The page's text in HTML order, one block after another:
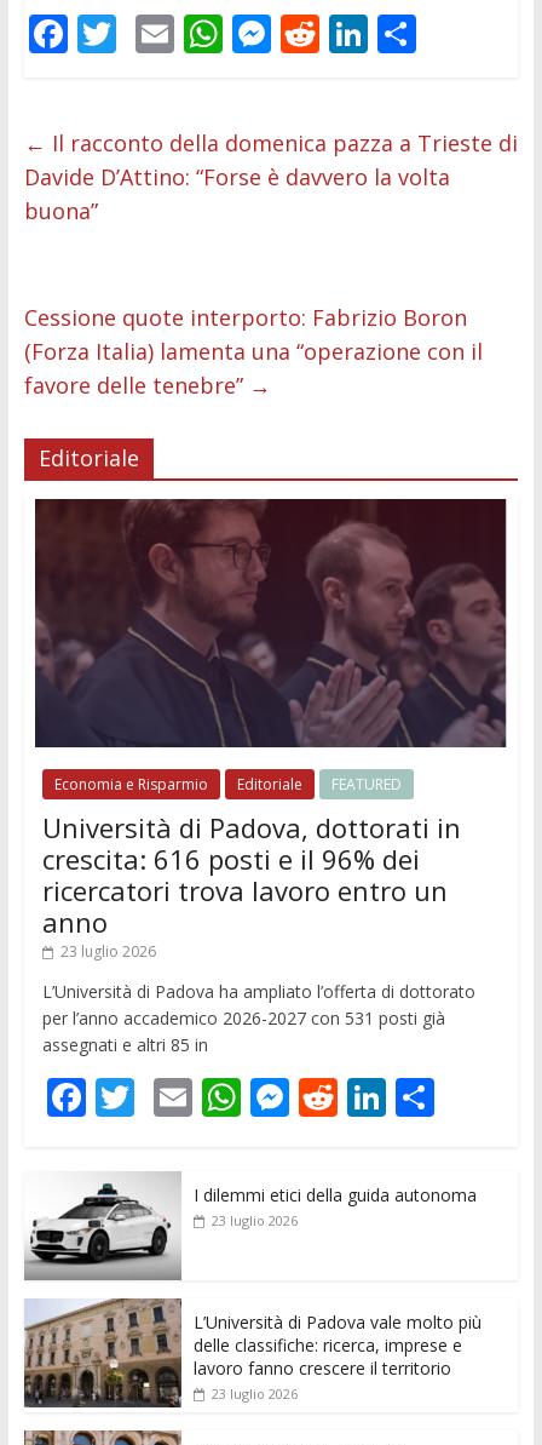
F
b
o
o
T
er
E
l
W
s
A
M
e
n
R
di
t
Li
e
dI
C
di
vi
← Il racconto della domenica pazza a Trieste di
Davide D’Attino: “Forse è davvero la volta
buona”
Cessione quote interporto: Fabrizio Boron
(Forza Italia) lamenta una “operazione con il
favore delle tenebre” →
Editoriale
Economia e Risparmio Editoriale FEATURED
Università di Padova, dottorati in
crescita: 616 posti e il 96% dei
ricercatori trova lavoro entro un
anno
23 luglio 2026
L’Università di Padova ha ampliato l’offerta di dottorato
per l’anno accademico 2026-2027 con 531 posti già
assegnati e altri 85 in
F
e
b
o
o
k
T
itt
er
E
ai
l
W
s
p
M
ss
e
er
R
di
Li
e
C
di
I dilemmi etici della guida autonoma
23 luglio 2026
L’Università di Padova vale molto più
delle classifiche: ricerca, imprese e
lavoro fanno crescere il territorio
23 luglio 2026